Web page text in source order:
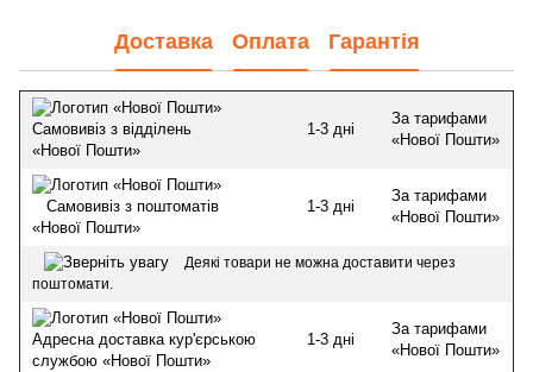
Доставка Оплата Гарантія
Самовивіз з відділень
«Нової Пошти»
1-3 дні
За тарифами
«Нової Пошти»
Самовивіз з поштоматів
«Нової Пошти»
1-3 дні
За тарифами
«Нової Пошти»
Деякі товари не можна доставити через
поштомати.
Адресна доставка кур'єрською
службою «Нової Пошти»
1-3 дні
За тарифами
«Нової Пошти»